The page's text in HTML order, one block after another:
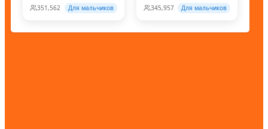
351,562 Для мальчиков 345,957 Для мальчиков